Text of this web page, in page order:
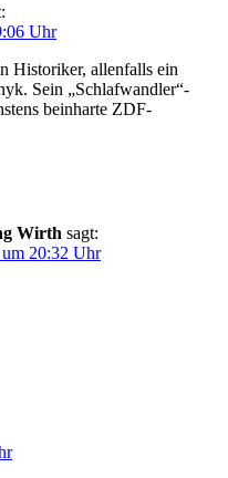
Uhr
Historiker, allenfalls ein
Sein „Schlafwandler“-
beinharte ZDF-
Wirth sagt:
20:32 Uhr